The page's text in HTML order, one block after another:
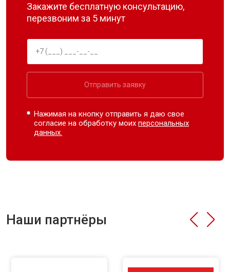
Закажите бесплатную консультацию,
перезвоним за 5 минут
Отправить заявку
Нажимая на кнопку отправить я даю свое
согласие на обработку моихперсональных
данных.
Наши партнёры